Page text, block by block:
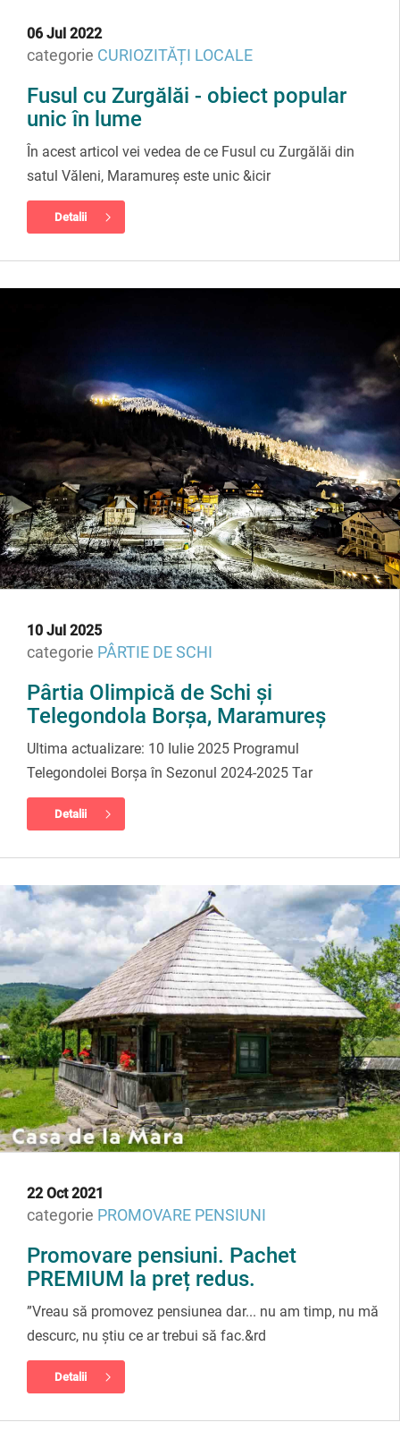
06 Jul 2022
categorie CURIOZITĂȚI LOCALE
Fusul cu Zurgălăi - obiect popular
unic în lume
În acest articol vei vedea de ce Fusul cu Zurgălăi din
satul Văleni, Maramureș este unic &icir
Detalii
10 Jul 2025
categorie PÂRTIE DE SCHI
Pârtia Olimpică de Schi și
Telegondola Borșa, Maramureș
Ultima actualizare: 10 Iulie 2025 Programul
Telegondolei Borșa în Sezonul 2024-2025 Tar
Detalii
22 Oct 2021
categorie PROMOVARE PENSIUNI
Promovare pensiuni. Pachet
PREMIUM la preț redus.
”Vreau să promovez pensiunea dar... nu am timp, nu mă
descurc, nu știu ce ar trebui să fac.&rd
Detalii